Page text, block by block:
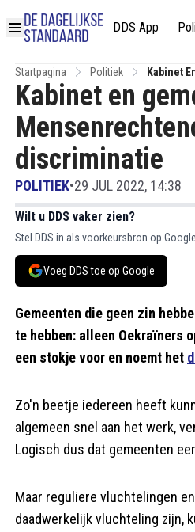
DDS App
Startpagina Politiek Kabinet
Kabinet en
discriminatie
POLITIEK•29 JUL 2022, 14:38
Wilt u DDS vaker zien?
Stel DDS in als voorkeursbron op Google.
Voeg DDS toe op Google
Gemeenten die geen zin
te hebben: alleen Oekraïners
een stokje voor en noemt het
Zo'n beetje iedereen heeft
algemeen snel aan het werk,
Logisch dus dat gemeenten
Maar reguliere vluchtelingen
daadwerkelijk vluchteling zijn,